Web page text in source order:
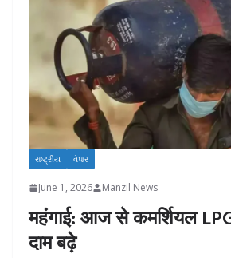
રાષ્ટ્રીય વેપાર
June 1, 2026 Manzil News
महंगाई: आज से कमर्शियल
दाम बढ़े